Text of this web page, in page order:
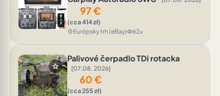
97€
(cca 414 zł)
location_on Európsky trh (eBay)visibility62x
star
Palivové čerpadlo TDi rotacka
[07.08. 2026]
60 €
(cca 255 zł)